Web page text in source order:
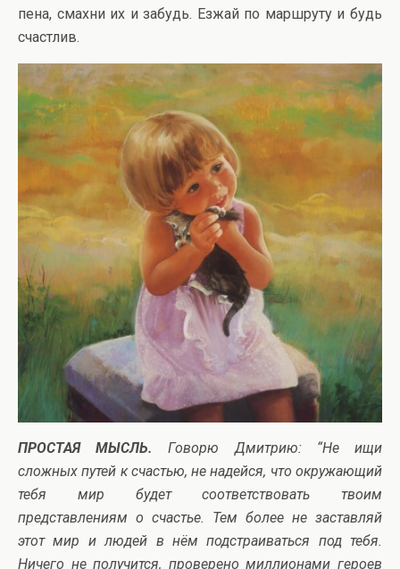
пена, смахни их и забудь. Езжай по маршруту и будь
счастлив.
ПРОСТАЯ МЫСЛЬ.Говорю Дмитрию: “Не ищи
сложных путей к счастью, не надейся, что окружающий
тебя мир будет соответствовать твоим
представлениям о счастье. Тем более не заставляй
этот мир и людей в нём подстраиваться под тебя.
Ничего не получится, проверено миллионами героев